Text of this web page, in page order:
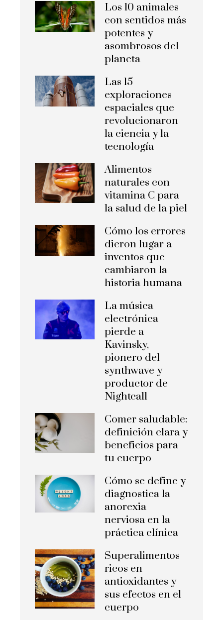
Los 10 animales
con sentidos más
potentes y
asombrosos del
planeta
Las 15
exploraciones
espaciales que
revolucionaron
la ciencia y la
tecnología
Alimentos
naturales con
vitamina C para
la salud de la piel
Cómo los errores
dieron lugar a
inventos que
cambiaron la
historia humana
La música
electrónica
pierde a
Kavinsky,
pionero del
synthwave y
productor de
Nightcall
Comer saludable:
definición clara y
beneficios para
tu cuerpo
Cómo se define y
diagnostica la
anorexia
nerviosa en la
práctica clínica
Superalimentos
ricos en
antioxidantes y
sus efectos en el
cuerpo